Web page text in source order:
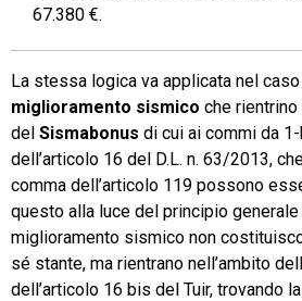
67.380 €.
La stessa logica va applicata nel
miglioramento sismico che
del Sismabonus di cui ai commi da
dell’articolo 16 del D.L. n. 63/2013,
comma dell’articolo 119 possono
questo alla luce del principio
miglioramento sismico non
sé stante, ma rientrano nell’ambito
dell’articolo 16 bis del Tuir, trovando